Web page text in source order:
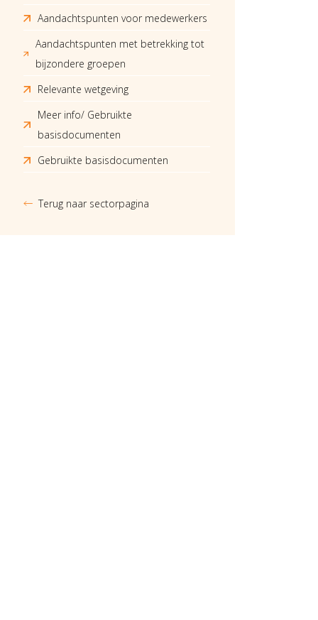
Aandachtspunten voor medewerkers
Aandachtspunten met betrekking tot
bijzondere groepen
Relevante wetgeving
Meer info/ Gebruikte
basisdocumenten
Gebruikte basisdocumenten
Terug naar sectorpagina